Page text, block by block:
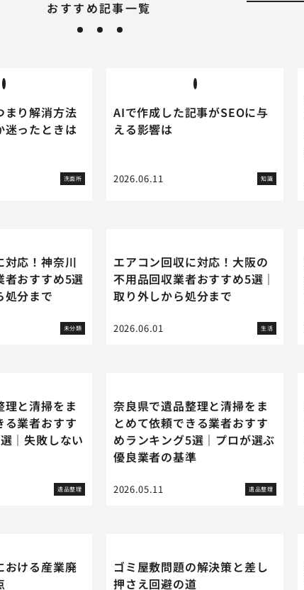
おすすめ記事一覧
まり解消方法
迷ったときは
洗面所
AIで作成した記事がSEOに与
える影響は
2026.06.11 知識
対応！神奈川
者おすすめ5選
処分まで
未分類
エアコン回収に対応！大阪の
不用品回収業者おすすめ5選｜
取り外しから処分まで
2026.06.01 生活
理と清掃をま
る業者おすす
｜失敗しない
遺品整理
奈良県で遺品整理と清掃をま
とめて依頼できる業者おすす
めランキング5選｜プロが選ぶ
優良業者の基準
2026.05.11 遺品整理
おける産業廃
ゴミ屋敷問題の解決策と差し
押さえ回避の道